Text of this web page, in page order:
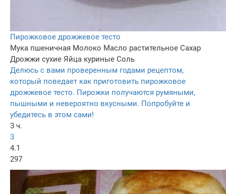
Пирожковое дрожжевое тесто
Мука пшеничная Молоко Масло растительное Сахар
Дрожжи сухие Яйца куриные Соль
Делюсь с вами проверенным годами рецептом,
который поведает как приготовить пирожковое
дрожжевое тесто. Пирожки получаются румяными,
пышными и невероятно вкусными. Попробуйте и
убедитесь в этом сами!
3 ч.
3
4.1
297